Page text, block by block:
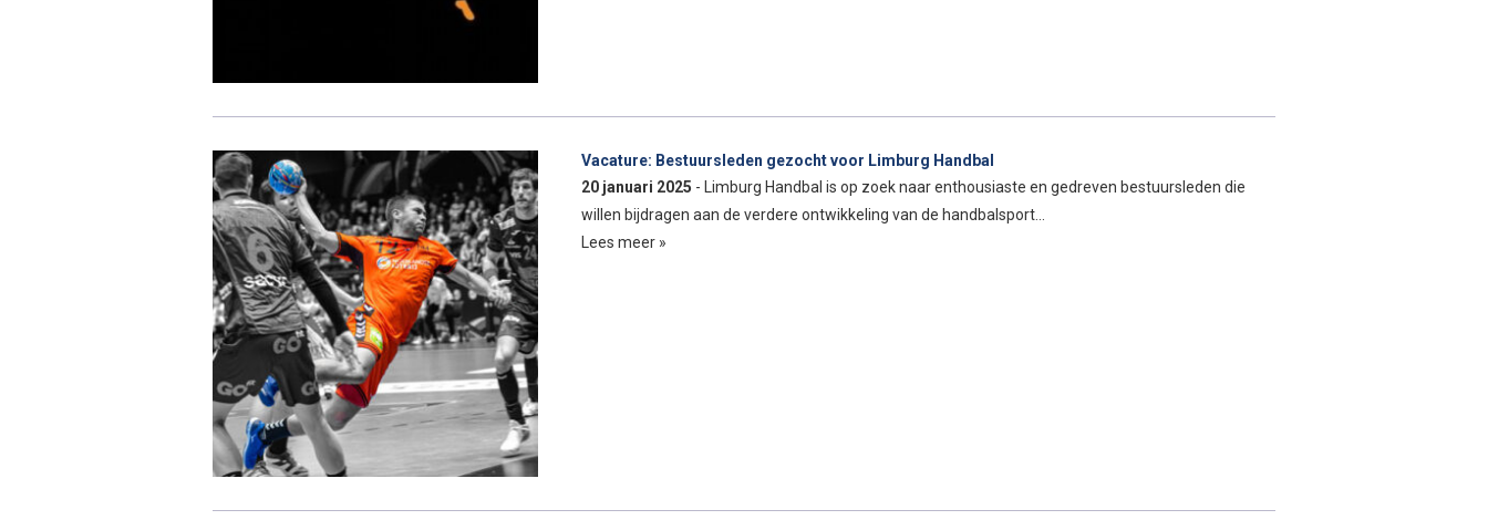
Vacature: Bestuursleden gezocht voor Limburg Handbal
20 januari 2025 - Limburg Handbal is op zoek naar enthousiaste en gedreven bestuursleden die
willen bijdragen aan de verdere ontwikkeling van de handbalsport…
Lees meer »